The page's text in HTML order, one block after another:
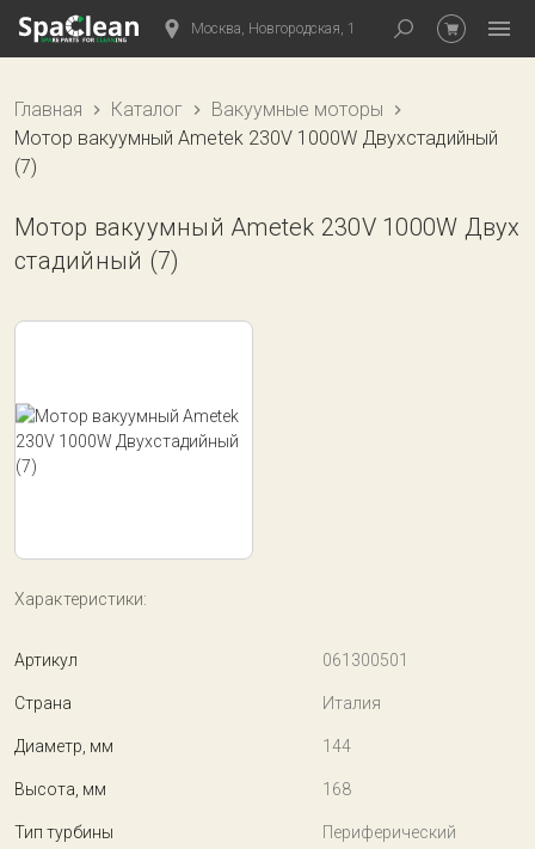
Москва, Новгородская, 1
Главная Каталог
Вакуумные моторы
Мотор вакуумный Ametek 230V 1000W Двухстадийный
(7)
Мотор вакуумный Ametek 230V 1000W Двух
стадийный (7)
Характеристики:
Артикул 061300501
Страна Италия
Диаметр, мм 144
Высота, мм 168
Тип турбины Периферический